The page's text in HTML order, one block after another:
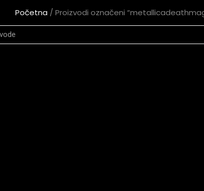
Početna / Proizvodi označeni